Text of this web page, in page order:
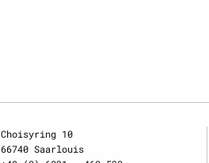
Choisyring 10
66740 Saarlouis